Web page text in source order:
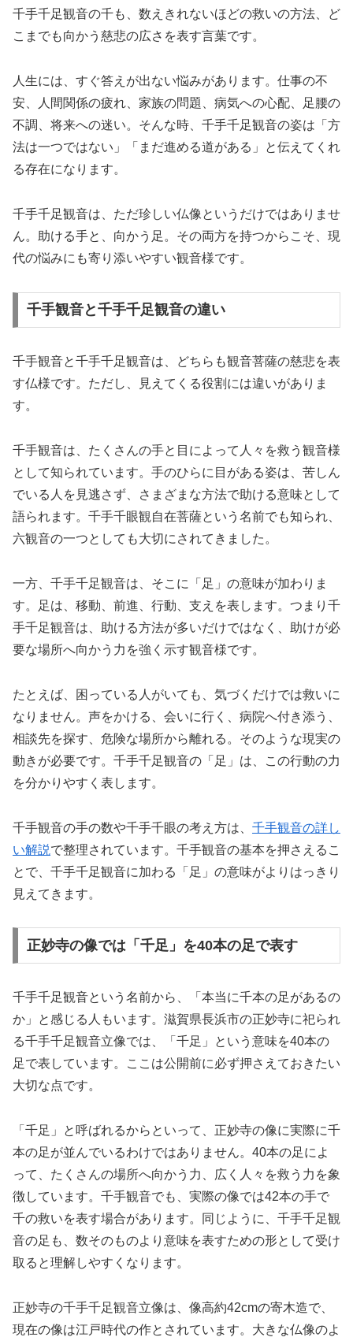
千手千足観音の千も、数えきれないほどの救いの方法、ど
こまでも向かう慈悲の広さを表す言葉です。
人生には、すぐ答えが出ない悩みがあります。仕事の不
安、人間関係の疲れ、家族の問題、病気への心配、足腰の
不調、将来への迷い。そんな時、千手千足観音の姿は「方
法は一つではない」「まだ進める道がある」と伝えてくれ
る存在になります。
千手千足観音は、ただ珍しい仏像というだけではありませ
ん。助ける手と、向かう足。その両方を持つからこそ、現
代の悩みにも寄り添いやすい観音様です。
千手観音と千手千足観音の違い
千手観音と千手千足観音は、どちらも観音菩薩の慈悲を表
す仏様です。ただし、見えてくる役割には違いがありま
す。
千手観音は、たくさんの手と目によって人々を救う観音様
として知られています。手のひらに目がある姿は、苦しん
でいる人を見逃さず、さまざまな方法で助ける意味として
語られます。千手千眼観自在菩薩という名前でも知られ、
六観音の一つとしても大切にされてきました。
一方、千手千足観音は、そこに「足」の意味が加わりま
す。足は、移動、前進、行動、支えを表します。つまり千
手千足観音は、助ける方法が多いだけではなく、助けが必
要な場所へ向かう力を強く示す観音様です。
たとえば、困っている人がいても、気づくだけでは救いに
なりません。声をかける、会いに行く、病院へ付き添う、
相談先を探す、危険な場所から離れる。そのような現実の
動きが必要です。千手千足観音の「足」は、この行動の力
を分かりやすく表します。
千手観音の手の数や千手千眼の考え方は、 千手観音の詳し
い解説で整理されています。千手観音の基本を押さえるこ
とで、千手千足観音に加わる「足」の意味がよりはっきり
見えてきます。
正妙寺の像では「千足」を40本の足で表す
千手千足観音という名前から、「本当に千本の足があるの
か」と感じる人もいます。滋賀県長浜市の正妙寺に祀られ
る千手千足観音立像では、「千足」という意味を40本の
足で表しています。ここは公開前に必ず押さえておきたい
大切な点です。
「千足」と呼ばれるからといって、正妙寺の像に実際に千
本の足が並んでいるわけではありません。40本の足によ
って、たくさんの場所へ向かう力、広く人々を救う力を象
徴しています。千手観音でも、実際の像では42本の手で
千の救いを表す場合があります。同じように、千手千足観
音の足も、数そのものより意味を表すための形として受け
取ると理解しやすくなります。
正妙寺の千手千足観音立像は、像高約42cmの寄木造で、
現在の像は江戸時代の作とされています。大きな仏像のよ